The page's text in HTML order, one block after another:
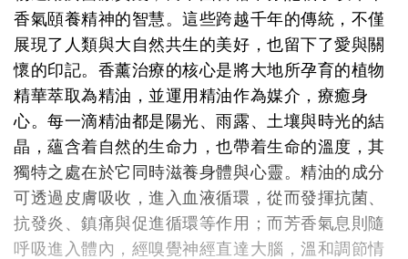
香氣頤養精神的智慧。這些跨越千年的傳統，不僅
展現了人類與大自然共生的美好，也留下了愛與關
懷的印記。香薰治療的核心是將大地所孕育的植物
精華萃取為精油，並運用精油作為媒介，療癒身
心。每一滴精油都是陽光、雨露、土壤與時光的結
晶，蘊含着自然的生命力，也帶着生命的溫度，其
獨特之處在於它同時滋養身體與心靈。精油的成分
可透過皮膚吸收，進入血液循環，從而發揮抗菌、
抗發炎、鎮痛與促進循環等作用；而芳香氣息則隨
呼吸進入體內，經嗅覺神經直達大腦，溫和調節情